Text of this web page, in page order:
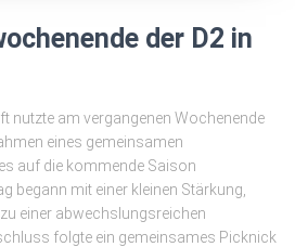
der D2 in
nutzte am vergangenen Wochenende
eines gemeinsamen
auf die kommende Saison
begann mit einer kleinen Stärkung,
einer abwechslungsreichen
folgte ein gemeinsames Picknick